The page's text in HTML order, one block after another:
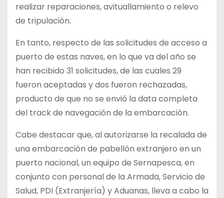
realizar reparaciones, avituallamiento o relevo
de tripulación.
En tanto, respecto de las solicitudes de acceso a
puerto de estas naves, en lo que va del año se
han recibido 31 solicitudes, de las cuales 29
fueron aceptadas y dos fueron rechazadas,
producto de que no se envió la data completa
del track de navegación de la embarcación.
Cabe destacar que, al autorizarse la recalada de
una embarcación de pabellón extranjero en un
puerto nacional, un equipo de Sernapesca, en
conjunto con personal de la Armada, Servicio de
Salud, PDI (Extranjería) y Aduanas, lleva a cabo la